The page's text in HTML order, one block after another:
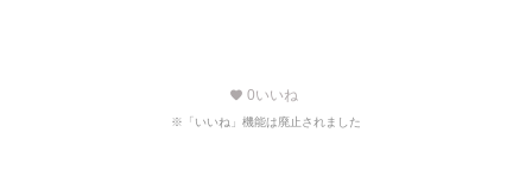
favorite 0いいね
※「いいね」機能は廃止されました